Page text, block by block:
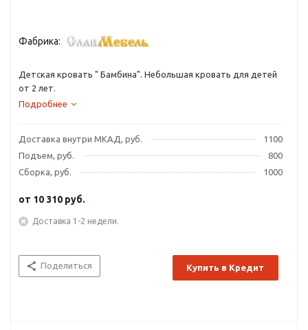
Фабрика:
Детская кровать " Бамбина". Небольшая кровать для детей
от 2 лет.
Подробнее
Доставка внутри МКАД, руб.
1100
Подъем, руб.
800
Сборка, руб.
1000
от 10 310 руб.
Доставка 1-2 недели.
Поделиться Купить в Кредит